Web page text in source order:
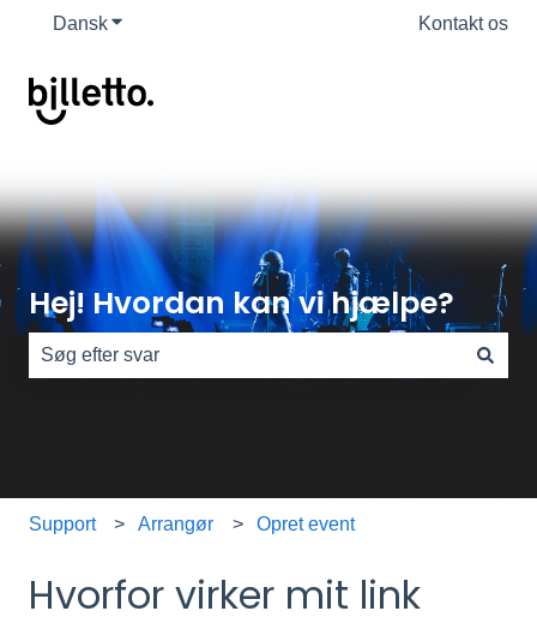
DanskVis undermenu for oversættelser Kontakt os
Hej! Hvordan kan vi hjælpe?
Support Arrangør Opret event
Hvorfor virker mit link